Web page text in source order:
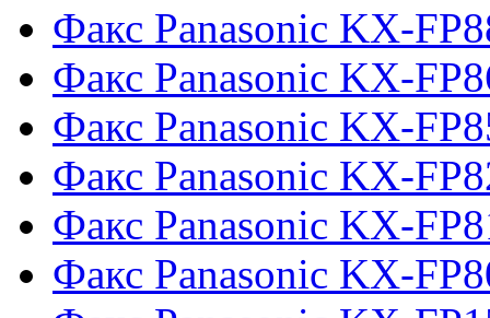
Факс Panasonic KX-
Факс Panasonic KX-
Факс Panasonic KX-
Факс Panasonic KX-
Факс Panasonic KX-
Факс Panasonic KX-